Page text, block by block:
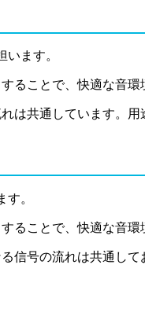
ます。
ることで、快適な音環
は共通しています。
。
ることで、快適な音環
信号の流れは共通し